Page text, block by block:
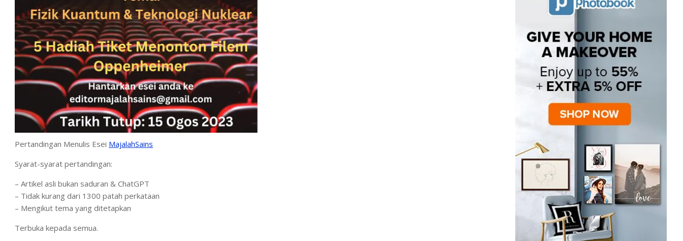
Pertandingan Menulis Esei MajalahSains
Syarat-syarat pertandingan:
– Artikel asli bukan saduran & ChatGPT
– Tidak kurang dari 1300 patah perkataan
– Mengikut tema yang ditetapkan
Terbuka kepada semua.